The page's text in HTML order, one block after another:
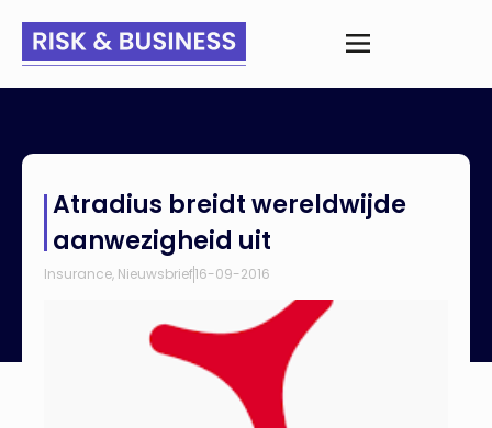
Atradius breidt wereldwijde
aanwezigheid uit
Insurance, Nieuwsbrief16-09-2016